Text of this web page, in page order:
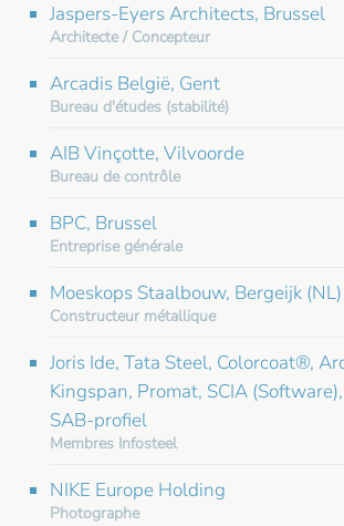
Jaspers-Eyers Architects, Brussel
Architecte / Concepteur
Arcadis België, Gent
Bureau d'études (stabilité)
AIB Vinçotte, Vilvoorde
Bureau de contrôle
BPC, Brussel
Entreprise générale
Moeskops Staalbouw, Bergeijk (NL)
Constructeur métallique
Joris Ide, Tata Steel, Colorcoat®,
Kingspan, Promat, SCIA
SAB-profiel
Membres Infosteel
NIKE Europe Holding
Photographe